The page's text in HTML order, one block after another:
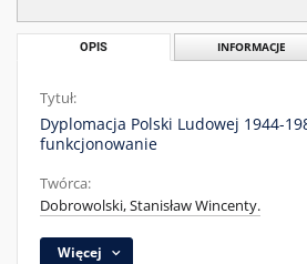
OPIS INFORMACJE
Tytuł:
Dyplomacja Polski Ludowej 1944-
funkcjonowanie
Twórca:
Dobrowolski, Stanisław Wincenty.
Więcej